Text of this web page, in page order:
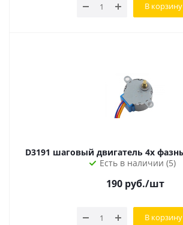
В корзину
Есть в наличии (5)
190руб./шт
В корзину